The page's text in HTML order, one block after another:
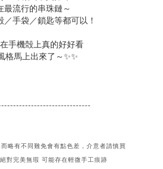
最流行的串珠鏈～
／手袋／鎖匙等都可以！
手機殻上真的好好看
格馬上出來了～✨✨
略有不同難免會有點色差，介意者請慎買
對完美無瑕 可能存在輕微手工痕跡